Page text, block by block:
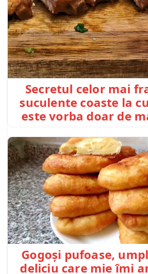
Secretul celor mai
suculente coaste la
este vorba doar de
Gogoși pufoase,
deliciu care mie îmi